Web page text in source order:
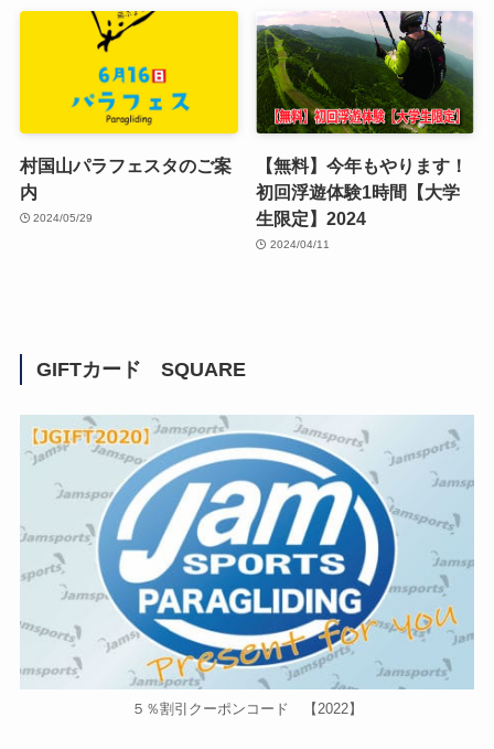
村国山パラフェスタのご案
内
2024/05/29
【無料】今年もやります！
初回浮遊体験1時間【大学
生限定】2024
2024/04/11
GIFTカード SQUARE
５％割引クーポンコード 【2022】